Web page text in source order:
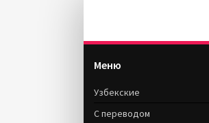
Меню
Узбекские
С переводом